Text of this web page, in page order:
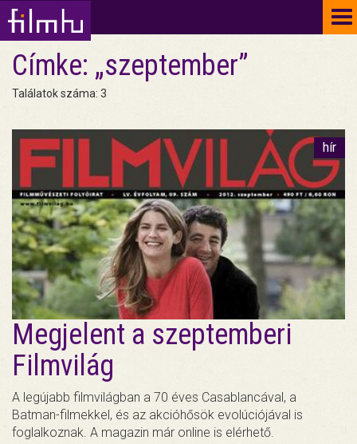
Címke: „szeptember”
Találatok száma: 3
hír
Megjelent a szeptemberi
Filmvilág
A legújabb filmvilágban a 70 éves Casablancával, a
Batman-filmekkel, és az akcióhősök evolúciójával is
foglalkoznak. A magazin már online is elérhető.